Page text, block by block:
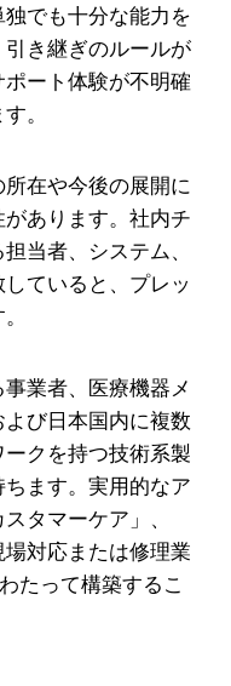
でも十分な能力を
き継ぎのルールが
ート体験が不明確
。
在や今後の展開に
あります。社内チ
当者、システム、
ていると、プレッ
業者、医療機器メ
び日本国内に複数
クを持つ技術系製
ます。実用的なア
タマーケア」、
場対応または修理業
たって構築するこ